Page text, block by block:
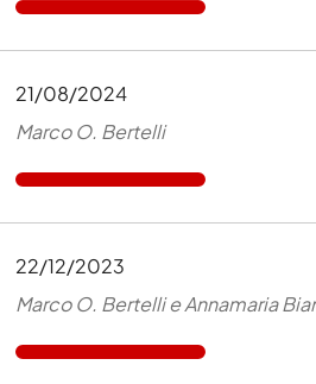
21/08/2024
Marco O. Bertelli
22/12/2023
Marco O. Bertelli e Annamaria